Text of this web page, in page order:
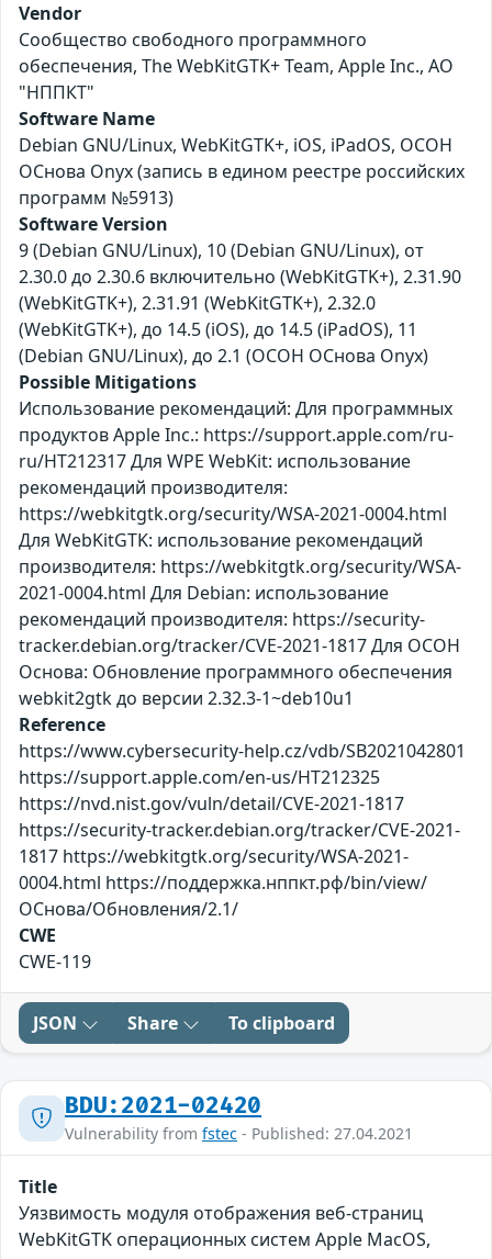
Vendor
Сообщество свободного программного
обеспечения, The WebKitGTK+ Team, Apple Inc., АО
"НППКТ"
Software Name
Debian GNU/Linux, WebKitGTK+, iOS, iPadOS, ОСОН
ОСнова Оnyx (запись в едином реестре российских
программ №5913)
Software Version
9 (Debian GNU/Linux), 10 (Debian GNU/Linux), от
2.30.0 до 2.30.6 включительно (WebKitGTK+), 2.31.90
(WebKitGTK+), 2.31.91 (WebKitGTK+), 2.32.0
(WebKitGTK+), до 14.5 (iOS), до 14.5 (iPadOS), 11
(Debian GNU/Linux), до 2.1 (ОСОН ОСнова Оnyx)
Possible Mitigations
Использование рекомендаций: Для программных
продуктов Apple Inc.: https://support.apple.com/ru-
ru/HT212317 Для WPE WebKit: использование
рекомендаций производителя:
https://webkitgtk.org/security/WSA-2021-0004.html
Для WebKitGTK: использование рекомендаций
производителя: https://webkitgtk.org/security/WSA-
2021-0004.html Для Debian: использование
рекомендаций производителя: https://security-
tracker.debian.org/tracker/CVE-2021-1817 Для ОСОН
Основа: Обновление программного обеспечения
webkit2gtk до версии 2.32.3-1~deb10u1
Reference
https://www.cybersecurity-help.cz/vdb/SB2021042801
https://support.apple.com/en-us/HT212325
https://nvd.nist.gov/vuln/detail/CVE-2021-1817
https://security-tracker.debian.org/tracker/CVE-2021-
1817 https://webkitgtk.org/security/WSA-2021-
0004.html https://поддержка.нппкт.рф/bin/view/
ОСнова/Обновления/2.1/
CWE
CWE-119
JSON Share To clipboard
BDU:2021-02420
Vulnerability from fstec - Published: 27.04.2021
Title
Уязвимость модуля отображения веб-страниц
WebKitGTK операционных систем Apple MacOS,